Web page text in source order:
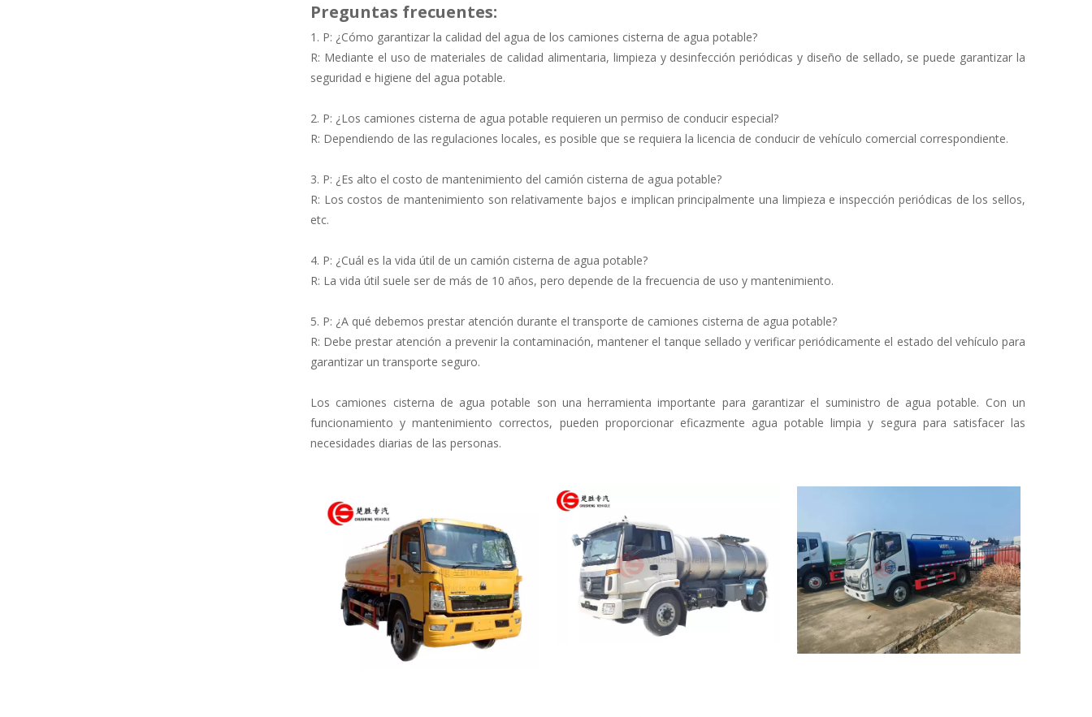
Preguntas frecuentes:
1. P: ¿Cómo garantizar la calidad del agua de los camiones cisterna de agua potable?
R: Mediante el uso de materiales de calidad alimentaria, limpieza y desinfección periódicas y diseño de sellado, se puede garantizar la
seguridad e higiene del agua potable.
2. P: ¿Los camiones cisterna de agua potable requieren un permiso de conducir especial?
R: Dependiendo de las regulaciones locales, es posible que se requiera la licencia de conducir de vehículo comercial correspondiente.
3. P: ¿Es alto el costo de mantenimiento del camión cisterna de agua potable?
R: Los costos de mantenimiento son relativamente bajos e implican principalmente una limpieza e inspección periódicas de los sellos,
etc.
4. P: ¿Cuál es la vida útil de un camión cisterna de agua potable?
R: La vida útil suele ser de más de 10 años, pero depende de la frecuencia de uso y mantenimiento.
5. P: ¿A qué debemos prestar atención durante el transporte de camiones cisterna de agua potable?
R: Debe prestar atención a prevenir la contaminación, mantener el tanque sellado y verificar periódicamente el estado del vehículo para
garantizar un transporte seguro.
Los camiones cisterna de agua potable son una herramienta importante para garantizar el suministro de agua potable. Con un
funcionamiento y mantenimiento correctos, pueden proporcionar eficazmente agua potable limpia y segura para satisfacer las
necesidades diarias de las personas.